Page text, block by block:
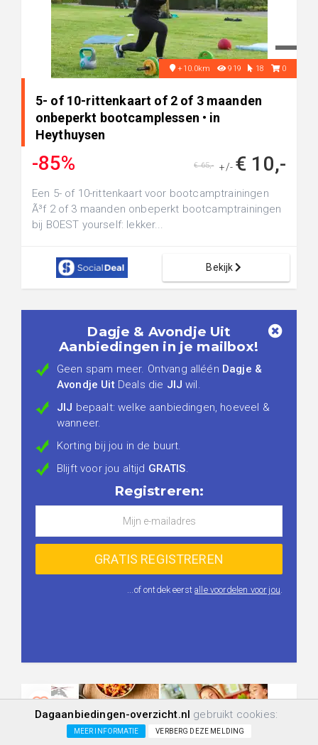
+10.0km 919 18 0
5- of 10-rittenkaart of 2 of 3 maanden
onbeperkt bootcamplessen • in
Heythuysen
-85% +/- € 10,-
€ 65,-
Een 5- of 10-rittenkaart voor bootcamptrainingen
Ã³f 2 of 3 maanden onbeperkt bootcamptrainingen
bij BOEST yourself: lekker...
Bekijk
Dagje & Avondje Uit
Aanbiedingen in je mailbox!
Geen spam meer. Ontvang alléén Dagje &
Avondje UitDeals die JIJ wil.
JIJ bepaalt: welke aanbiedingen, hoeveel &
wanneer.
Korting bij jou in de buurt.
Blijft voor jou altijd GRATIS.
Registreren:
...of ontdek eerstalle voordelen voor jou.
Dagaanbiedingen-overzicht.nl gebruikt cookies:
MEER INFORMATIE VERBERG DEZE MELDING